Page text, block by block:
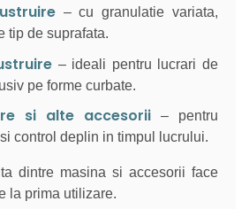
– cu granulatie variata,
tip de suprafata.
– ideali pentru lucrari de
pe forme curbate.
si alte accesorii – pentru
control deplin in timpul lucrului.
dintre masina si accesorii face
la prima utilizare.